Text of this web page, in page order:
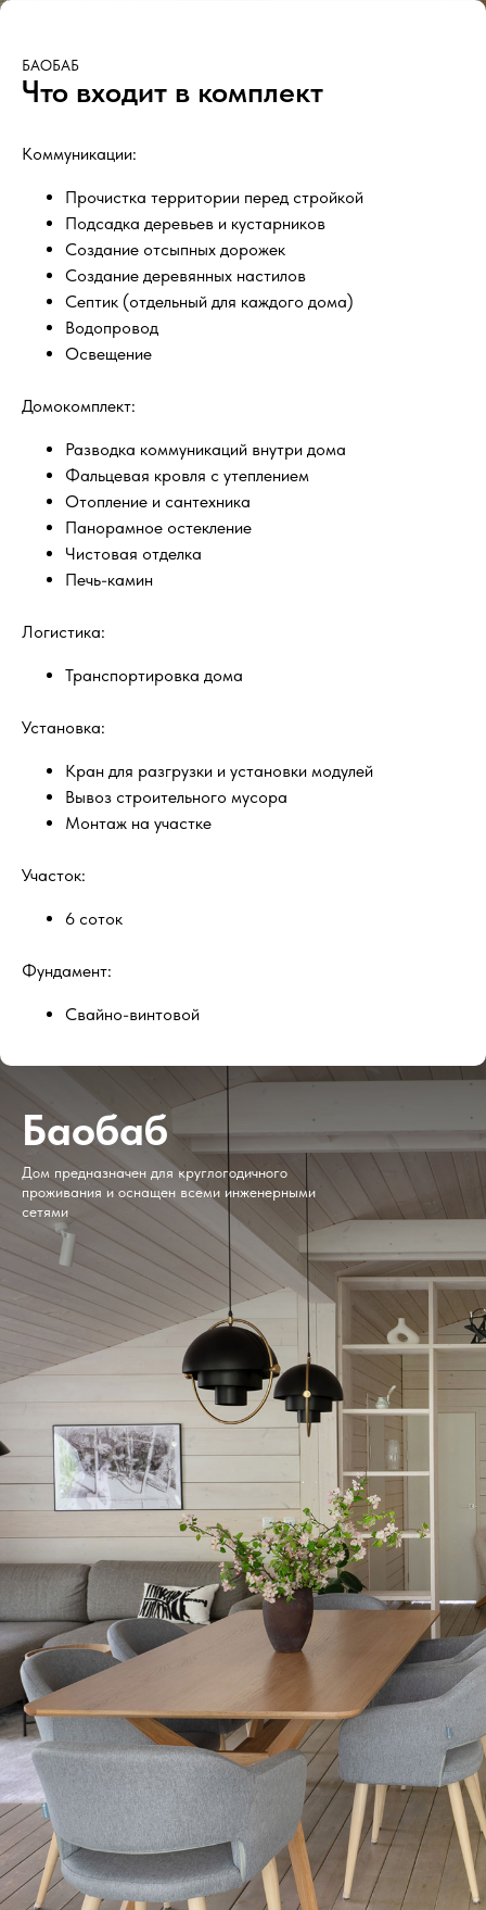
БАОБАБ
Что входит в комплект
Коммуникации:
Прочистка территории перед стройкой
Подсадка деревьев и кустарников
Создание отсыпных дорожек
Создание деревянных настилов
Септик (отдельный для каждого дома)
Водопровод
Освещение
Домокомплект:
Разводка коммуникаций внутри дома
Фальцевая кровля с утеплением
Отопление и сантехника
Панорамное остекление
Чистовая отделка
Печь-камин
Логистика:
Транспортировка дома
Установка:
Кран для разгрузки и установки модулей
Вывоз строительного мусора
Монтаж на участке
Участок:
6 соток
Фундамент:
Свайно-винтовой
Меблировка (опционально)
Баобаб
Дом предназначен для круглогодичного
проживания и оснащен всеми инженерными
сетями